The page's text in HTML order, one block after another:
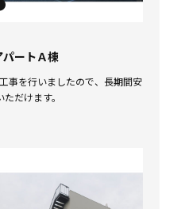
ートＡ棟
事を行いましたので、長期間安
だけます。